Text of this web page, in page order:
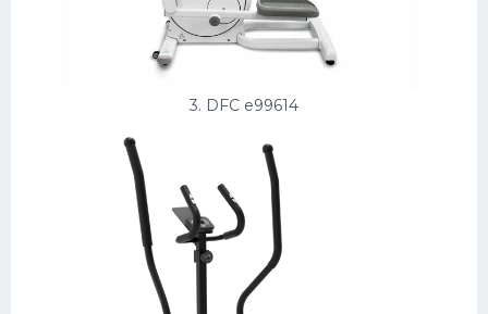
3. DFC e99614